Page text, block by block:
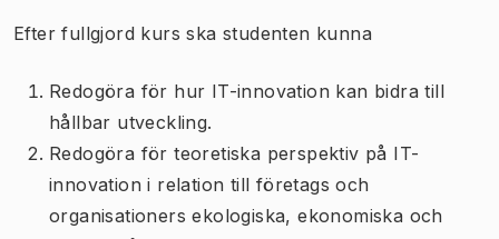
Efter fullgjord kurs ska studenten kunna
Redogöra för hur IT-innovation kan bidra till
hållbar utveckling.
Redogöra för teoretiska perspektiv på IT-
innovation i relation till företags och
organisationers ekologiska, ekonomiska och